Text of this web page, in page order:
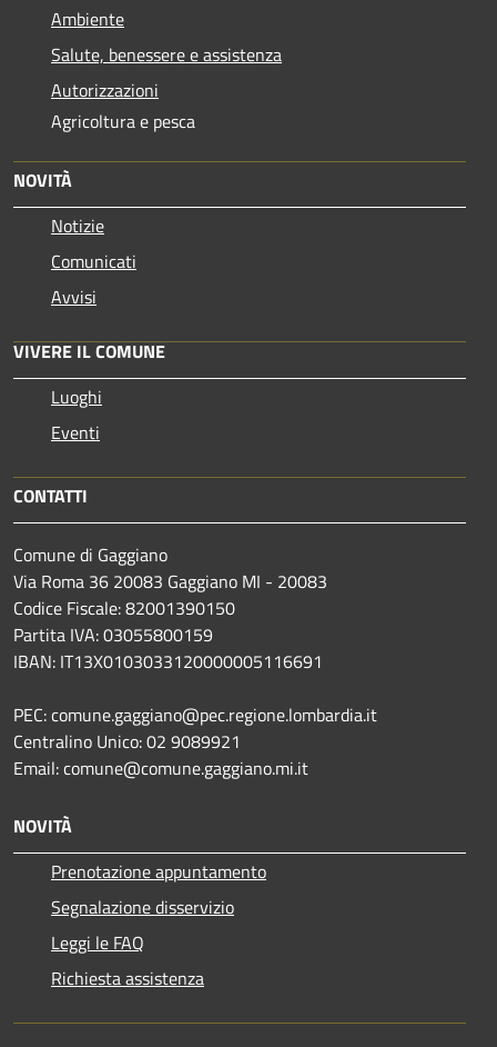
Ambiente
Salute, benessere e assistenza
Autorizzazioni
Agricoltura e pesca
NOVITÀ
Notizie
Comunicati
Avvisi
VIVERE IL COMUNE
Luoghi
Eventi
CONTATTI
Comune di Gaggiano
Via Roma 36 20083 Gaggiano MI - 20083
Codice Fiscale: 82001390150
Partita IVA: 03055800159
IBAN: IT13X0103033120000005116691
PEC: comune.gaggiano@pec.regione.lombardia.it
Centralino Unico: 02 9089921
Email: comune@comune.gaggiano.mi.it
NOVITÀ
Prenotazione appuntamento
Segnalazione disservizio
Leggi le FAQ
Richiesta assistenza